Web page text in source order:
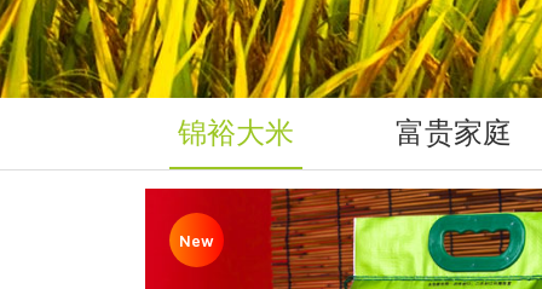
锦裕大米 富贵家庭
New